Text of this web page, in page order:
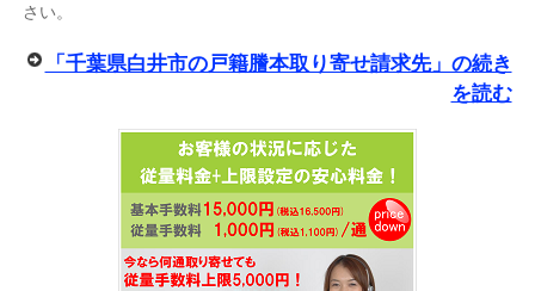
さい。
「千葉県白井市の戸籍謄本取り寄せ請求先」の続き
を読む